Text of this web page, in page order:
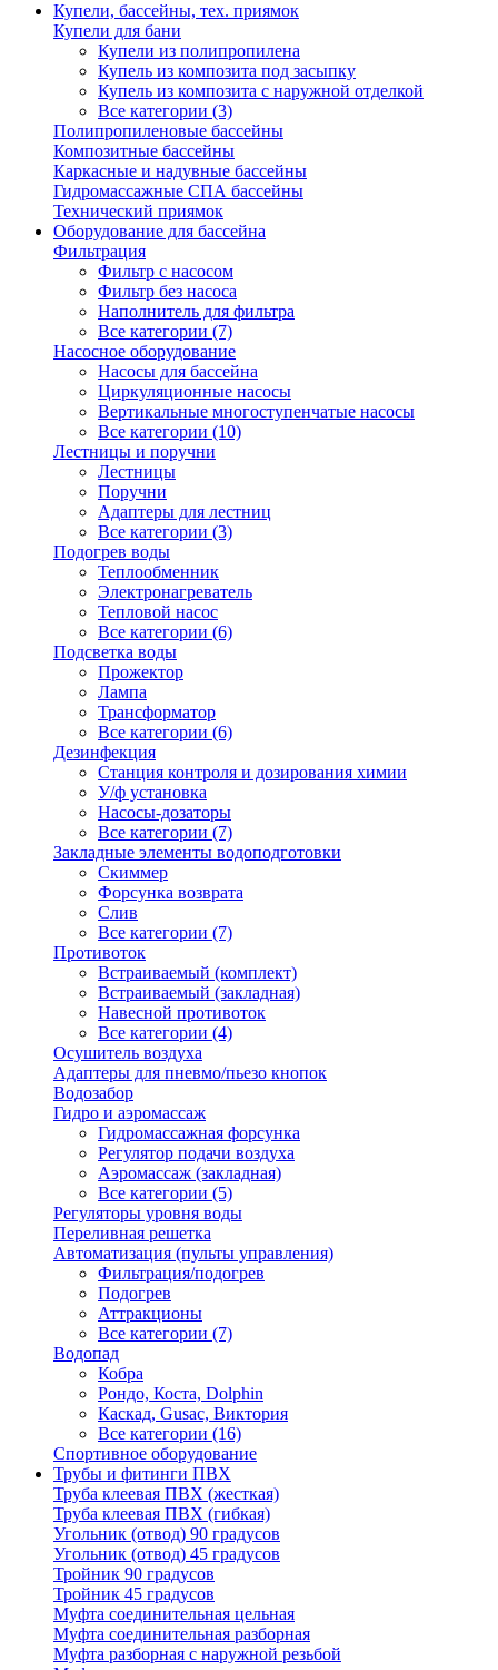
Купели, бассейны, тех. приямок
Купели для бани
Купели из полипропилена
Купель из композита под засыпку
Купель из композита с наружной отделкой
Все категории (3)
Полипропиленовые бассейны
Композитные бассейны
Каркасные и надувные бассейны
Гидромассажные СПА бассейны
Технический приямок
Оборудование для бассейна
Фильтрация
Фильтр с насосом
Фильтр без насоса
Наполнитель для фильтра
Все категории (7)
Насосное оборудование
Насосы для бассейна
Циркуляционные насосы
Вертикальные многоступенчатые насосы
Все категории (10)
Лестницы и поручни
Лестницы
Поручни
Адаптеры для лестниц
Все категории (3)
Подогрев воды
Теплообменник
Электронагреватель
Тепловой насос
Все категории (6)
Подсветка воды
Прожектор
Лампа
Трансформатор
Все категории (6)
Дезинфекция
Станция контроля и дозирования химии
У/ф установка
Насосы-дозаторы
Все категории (7)
Закладные элементы водоподготовки
Скиммер
Форсунка возврата
Слив
Все категории (7)
Противоток
Встраиваемый (комплект)
Встраиваемый (закладная)
Навесной противоток
Все категории (4)
Осушитель воздуха
Адаптеры для пневмо/пьезо кнопок
Водозабор
Гидро и аэромассаж
Гидромассажная форсунка
Регулятор подачи воздуха
Аэромассаж (закладная)
Все категории (5)
Регуляторы уровня воды
Переливная решетка
Автоматизация (пульты управления)
Фильтрация/подогрев
Подогрев
Аттракционы
Все категории (7)
Водопад
Кобра
Рондо, Коста, Dolphin
Каскад, Gusac, Виктория
Все категории (16)
Спортивное оборудование
Трубы и фитинги ПВХ
Труба клеевая ПВХ (жесткая)
Труба клеевая ПВХ (гибкая)
Угольник (отвод) 90 градусов
Угольник (отвод) 45 градусов
Тройник 90 градусов
Тройник 45 градусов
Муфта соединительная цельная
Муфта соединительная разборная
Муфта разборная с наружной резьбой